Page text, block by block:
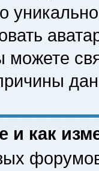
и как